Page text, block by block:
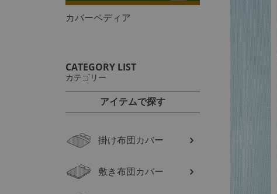
カバーペディア
CATEGORY LIST
カテゴリー
アイテムで探す
掛け布団カバー
敷き布団カバー